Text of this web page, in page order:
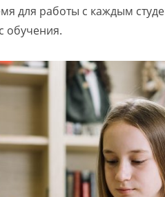
для работы с каждым
обучения.